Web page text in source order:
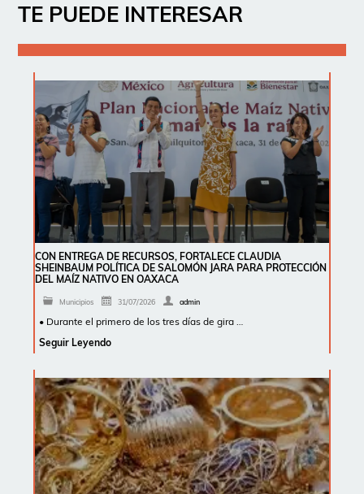
TE PUEDE INTERESAR
CON ENTREGA DE RECURSOS, FORTALECE CLAUDIA
SHEINBAUM POLÍTICA DE SALOMÓN JARA PARA PROTECCIÓN
DEL MAÍZ NATIVO EN OAXACA
Municipios 31/07/2026 admin
• Durante el primero de los tres días de gira …
Seguir Leyendo